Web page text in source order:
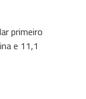
primeiro
e 11,1